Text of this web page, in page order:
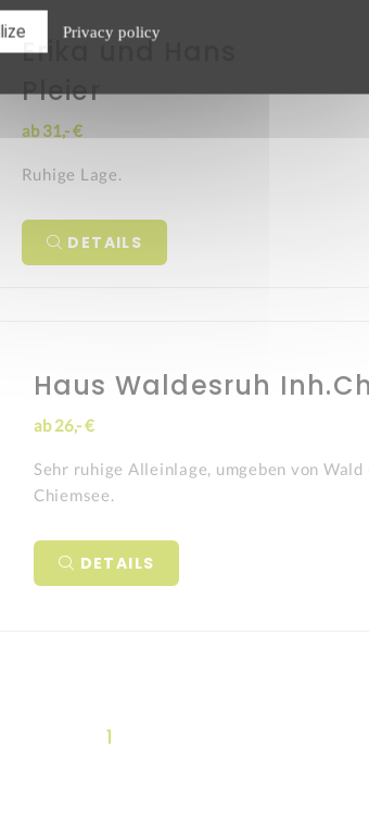
Erika und Hans
Pleier
ab 31,- €
Ruhige Lage.
DETAILS
Haus Waldesruh
ab 26,- €
Sehr ruhige Alleinlage, umgeben von Wald
Chiemsee.
DETAILS
1
Privacy policy